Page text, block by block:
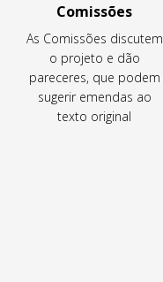
Comissões
As Comissões discutem
o projeto e dão
pareceres, que podem
sugerir emendas ao
texto original